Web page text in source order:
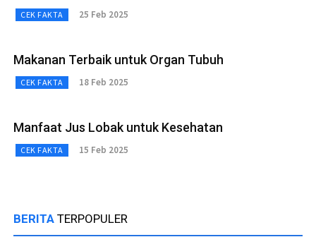
CEK FAKTA 25 Feb 2025
Makanan Terbaik untuk Organ Tubuh
CEK FAKTA 18 Feb 2025
Manfaat Jus Lobak untuk Kesehatan
CEK FAKTA 15 Feb 2025
BERITA TERPOPULER